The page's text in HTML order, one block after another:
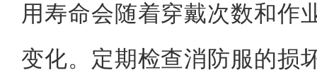
用寿命会随着穿戴次数和作
变化。定期检查消防服的损